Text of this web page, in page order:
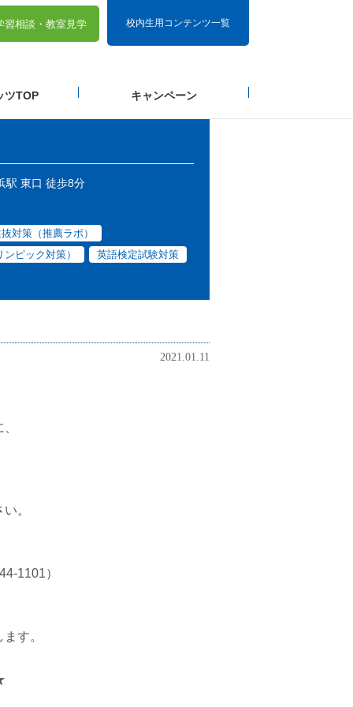
校内生用コンテンツ一覧
習相談・ 教室見学
ツTOP キャンペーン
駅 東口 徒歩8分
対策（推薦ラボ）
ピック対策）
英語検定試験対策
2021.01.11
。
1101）
す。